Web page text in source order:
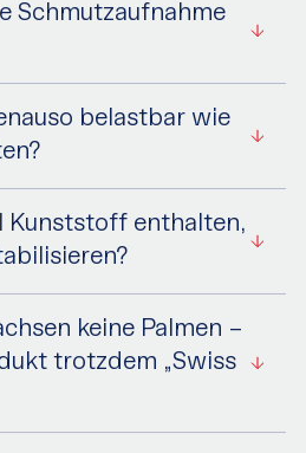
Schmutzaufnahme
belastbar wie
Kunststoff enthalten,
keine Palmen –
trotzdem „Swiss